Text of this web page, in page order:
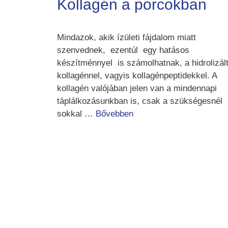
Kollagén a porcokban
Mindazok, akik ízületi fájdalom miatt
szenvednek, ezentúl egy hatásos
készítménnyel is számolhatnak, a hidrolizált
kollagénnel, vagyis kollagénpeptidekkel. A
kollagén valójában jelen van a mindennapi
táplálkozásunkban is, csak a szükségesnél
sokkal … Bővebben